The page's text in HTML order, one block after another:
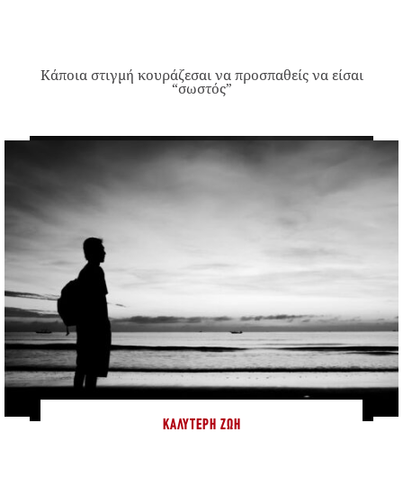
Κάποια στιγμή κουράζεσαι να προσπαθείς να είσαι
“σωστός”
ΚΑΛΎΤΕΡΗ ΖΩΉ